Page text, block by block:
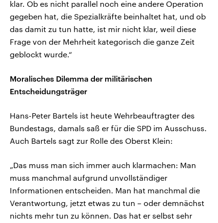
klar. Ob es nicht parallel noch eine andere Operation
gegeben hat, die Spezialkräfte beinhaltet hat, und ob
das damit zu tun hatte, ist mir nicht klar, weil diese
Frage von der Mehrheit kategorisch die ganze Zeit
geblockt wurde.“
Moralisches Dilemma der militärischen
Entscheidungsträger
Hans-Peter Bartels ist heute Wehrbeauftragter des
Bundestags, damals saß er für die SPD im Ausschuss.
Auch Bartels sagt zur Rolle des Oberst Klein:
„Das muss man sich immer auch klarmachen: Man
muss manchmal aufgrund unvollständiger
Informationen entscheiden. Man hat manchmal die
Verantwortung, jetzt etwas zu tun – oder demnächst
nichts mehr tun zu können. Das hat er selbst sehr